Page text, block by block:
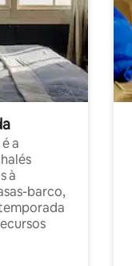
a
à
barco,